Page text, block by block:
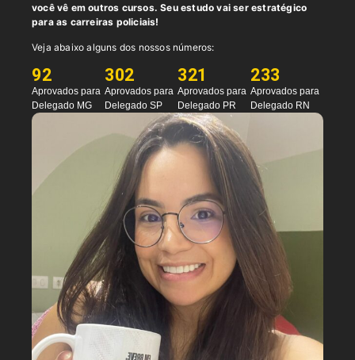
você vê em outros cursos. Seu estudo vai ser estratégico
para as carreiras policiais!
Veja abaixo alguns dos nossos números:
Aprovados para
Delegado MG
92
Aprovados para
Delegado SP
302
Aprovados para
Delegado PR
321
Aprovados para
Delegado RN
233